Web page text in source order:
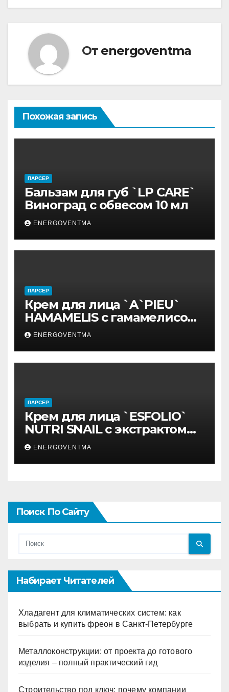
От energoventma
Похожая запись
ПАРСЕР
Бальзам для губ `LP CARE`
Виноград с обвесом 10 мл
ENERGOVENTMA
ПАРСЕР
Крем для лица `A`PIEU`
HAMAMELIS с гамамелисом
50 мл
ENERGOVENTMA
ПАРСЕР
Крем для лица `ESFOLIO`
NUTRI SNAIL с экстрактом
муцина улитки 200 мл
ENERGOVENTMA
Поиск По Сайту
Набирает Читателей
Хладагент для климатических систем: как
выбрать и купить фреон в Санкт-Петербурге
Металлоконструкции: от проекта до готового
изделия – полный практический гид
Строительство под ключ: почему компании